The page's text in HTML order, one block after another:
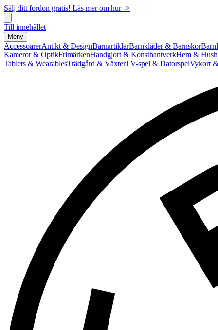
Sälj ditt fordon gratis! Läs mer om hur ->
Till innehållet
Meny
AccessoarerAntikt & DesignBarnartiklarBarnkläder & Barnskor
Kameror & OptikFrimärkenHandgjort & KonsthantverkHem &
Tablets & WearablesTrädgård & VäxterTV-spel & DatorspelVykort